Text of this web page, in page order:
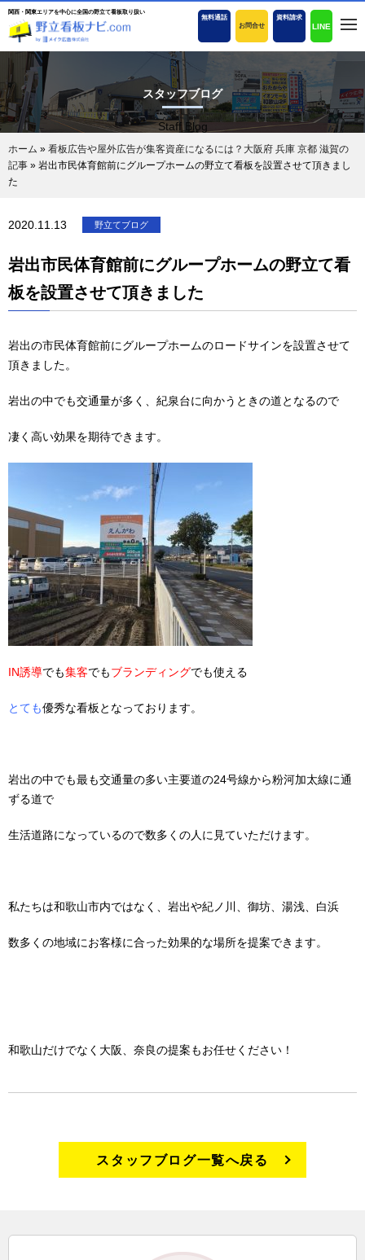
関西・関東エリアを中心に全国の野立て看板取り扱い
無料通話
お問合せ
資料請求
LINE
スタッフブログ
Staff Blog
ホーム » 看板広告や屋外広告が集客資産になるには？大阪府 兵庫 京都 滋賀の
記事 » 岩出市民体育館前にグループホームの野立て看板を設置させて頂きまし
た
2020.11.13 野立てブログ
岩出市民体育館前にグループホームの野立て看
板を設置させて頂きました
岩出の市民体育館前にグループホームのロードサインを設置させて
頂きました。
岩出の中でも交通量が多く、紀泉台に向かうときの道となるので
凄く高い効果を期待できます。
IN誘導でも集客でもブランディングでも使える
とても優秀な看板となっております。
岩出の中でも最も交通量の多い主要道の24号線から粉河加太線に通
ずる道で
生活道路になっているので数多くの人に見ていただけます。
私たちは和歌山市内ではなく、岩出や紀ノ川、御坊、湯浅、白浜
数多くの地域にお客様に合った効果的な場所を提案できます。
和歌山だけでなく大阪、奈良の提案もお任せください！
スタッフブログ一覧へ戻る